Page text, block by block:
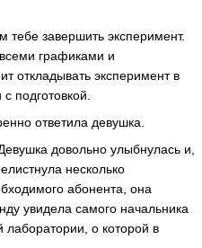
завершить эксперимент.
графиками и
откладывать эксперимент в
подготовкой.
ответила девушка.
довольно улыбнулась и,
несколько
абонента, она
увидела самого начальника
о которой в